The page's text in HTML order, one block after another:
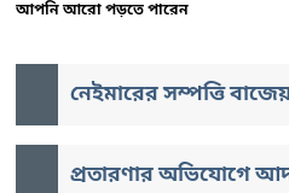
আপনি আরো পড়তে পারেন
নেইমারের সম্পত্তি
প্রতারণার অভিযোগে